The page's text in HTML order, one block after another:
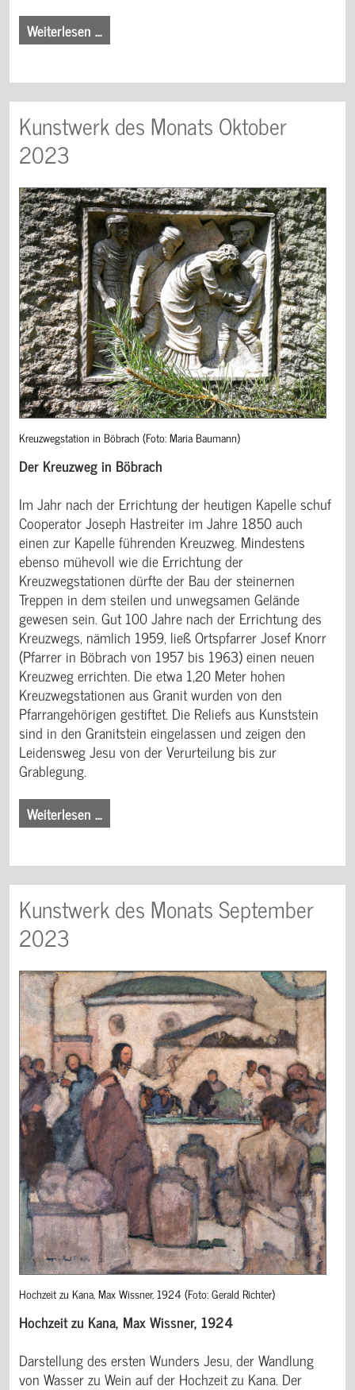
Weiterlesen …
Kunstwerk des Monats Oktober
2023
Kreuzwegstation in Böbrach (Foto: Maria Baumann)
Der Kreuzweg in Böbrach
Im Jahr nach der Errichtung der heutigen Kapelle schuf
Cooperator Joseph Hastreiter im Jahre 1850 auch
einen zur Kapelle führenden Kreuzweg. Mindestens
ebenso mühevoll wie die Errichtung der
Kreuzwegstationen dürfte der Bau der steinernen
Treppen in dem steilen und unwegsamen Gelände
gewesen sein. Gut 100 Jahre nach der Errichtung des
Kreuzwegs, nämlich 1959, ließ Ortspfarrer Josef Knorr
(Pfarrer in Böbrach von 1957 bis 1963) einen neuen
Kreuzweg errichten. Die etwa 1,20 Meter hohen
Kreuzwegstationen aus Granit wurden von den
Pfarrangehörigen gestiftet. Die Reliefs aus Kunststein
sind in den Granitstein eingelassen und zeigen den
Leidensweg Jesu von der Verurteilung bis zur
Grablegung.
Weiterlesen …
Kunstwerk des Monats September
2023
Hochzeit zu Kana, Max Wissner, 1924 (Foto: Gerald Richter)
Hochzeit zu Kana, Max Wissner, 1924
Darstellung des ersten Wunders Jesu, der Wandlung
von Wasser zu Wein auf der Hochzeit zu Kana. Der